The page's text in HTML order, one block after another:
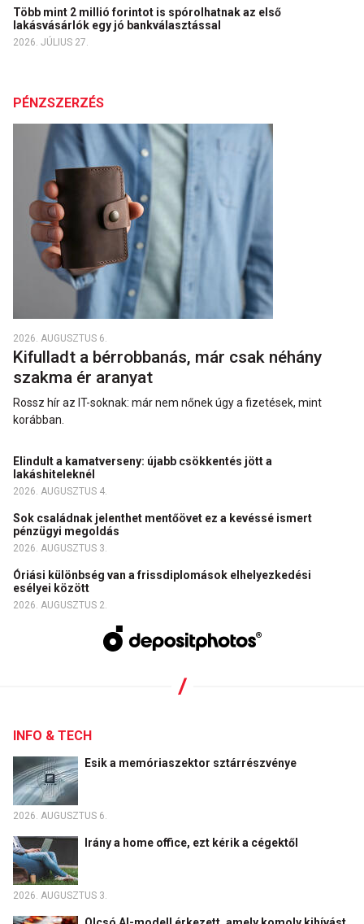
Több mint 2 millió forintot is spórolhatnak az első
lakásvásárlók egy jó bankválasztással
2026. JÚLIUS 27.
PÉNZSZERZÉS
2026. AUGUSZTUS 6.
Kifulladt a bérrobbanás, már csak néhány
szakma ér aranyat
Rossz hír az IT-soknak: már nem nőnek úgy a fizetések, mint
korábban.
Elindult a kamatverseny: újabb csökkentés jött a
lakáshiteleknél
2026. AUGUSZTUS 4.
Sok családnak jelenthet mentőövet ez a kevéssé ismert
pénzügyi megoldás
2026. AUGUSZTUS 3.
Óriási különbség van a frissdiplomások elhelyezkedési
esélyei között
2026. AUGUSZTUS 2.
INFO & TECH
Esik a memóriaszektor sztárrészvénye
2026. AUGUSZTUS 6.
Irány a home office, ezt kérik a cégektől
2026. AUGUSZTUS 3.